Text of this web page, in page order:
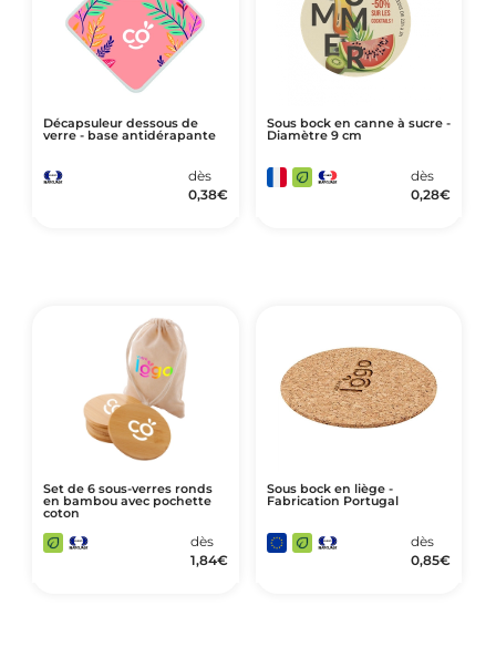
Décapsuleur dessous de
verre - base antidérapante
dès
0,38€
Sous bock en canne à sucre -
Diamètre 9 cm
dès
0,28€
Set de 6 sous-verres ronds
en bambou avec pochette
coton
dès
1,84€
Sous bock en liège -
Fabrication Portugal
dès
0,85€